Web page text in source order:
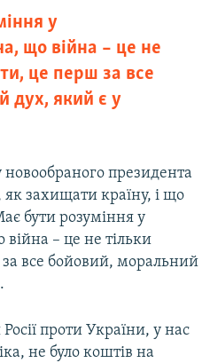
у
що війна – це не
це перш за все
дух, який є у
президента
захищати країну, і що
бути розуміння у
– це не тільки
все бойовий, моральний
проти України, у нас
не було коштів на